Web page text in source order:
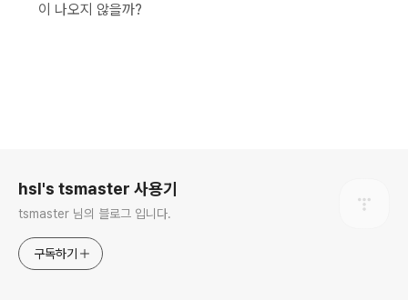
이 나오지 않을까?
hsl's tsmaster 사용기
tsmaster 님의 블로그 입니다.
구독하기